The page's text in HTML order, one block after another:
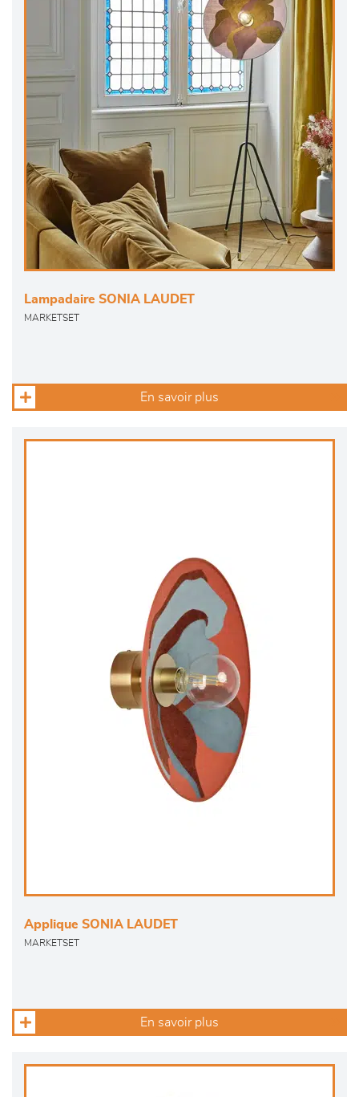
Lampadaire SONIA LAUDET
MARKETSET
En savoir plus
Applique SONIA LAUDET
MARKETSET
En savoir plus